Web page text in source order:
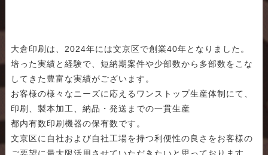
大倉印刷は、2024年には文京区で創業40年となりました。
培った実績と経験で、短納期案件や少部数から多部数をこな
してきた豊富な実績がございます。
お客様の様々なニーズに応えるワンストップ生産体制にて、
印刷、製本加工、納品・発送までの一貫生産
都内有数印刷機器の保有数です。
文京区に自社および自社工場を持つ利便性の良さをお客様の